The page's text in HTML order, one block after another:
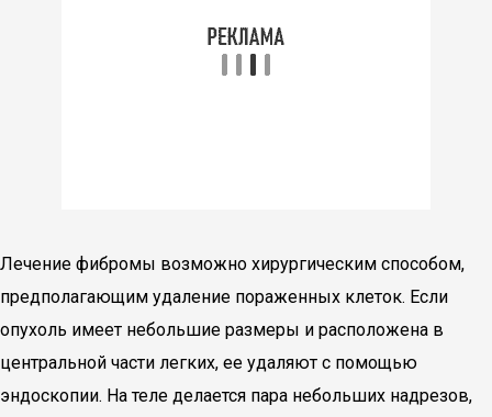
Лечение фибромы возможно хирургическим способом,
предполагающим удаление пораженных клеток. Если
опухоль имеет небольшие размеры и расположена в
центральной части легких, ее удаляют с помощью
эндоскопии. На теле делается пара небольших надрезов,